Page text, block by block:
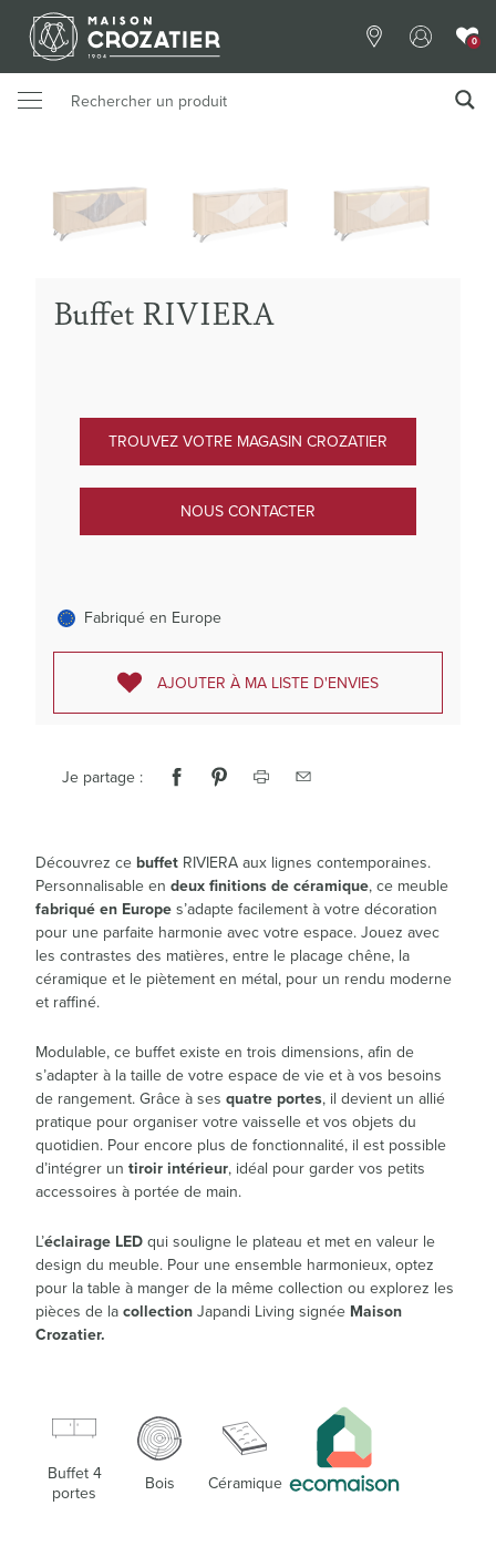
0
Buffet RIVIERA
TROUVEZ VOTRE MAGASIN CROZATIER
NOUS CONTACTER
Fabriqué en Europe
AJOUTER À MA LISTE D'ENVIES
Je partage :
Découvrez ce buffet RIVIERA aux lignes contemporaines.
Personnalisable en deux finitions de céramique, ce meuble
fabriqué en Europe s’adapte facilement à votre décoration
pour une parfaite harmonie avec votre espace. Jouez avec
les contrastes des matières, entre le placage chêne, la
céramique et le piètement en métal, pour un rendu moderne
et raffiné.
Modulable, ce buffet existe en trois dimensions, afin de
s’adapter à la taille de votre espace de vie et à vos besoins
de rangement. Grâce à ses quatre portes, il devient un allié
pratique pour organiser votre vaisselle et vos objets du
quotidien. Pour encore plus de fonctionnalité, il est possible
d’intégrer un tiroir intérieur, idéal pour garder vos petits
accessoires à portée de main.
L’éclairage LED qui souligne le plateau et met en valeur le
design du meuble. Pour une ensemble harmonieux, optez
pour la table à manger de la même collection ou explorez les
pièces de la collection Japandi Living signée Maison
Crozatier.
Buffet 4
portes
Bois Céramique